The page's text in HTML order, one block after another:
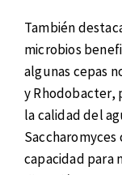
También
microbios
algunas cepas
y Rhodobacter,
la calidad del
capacidad para